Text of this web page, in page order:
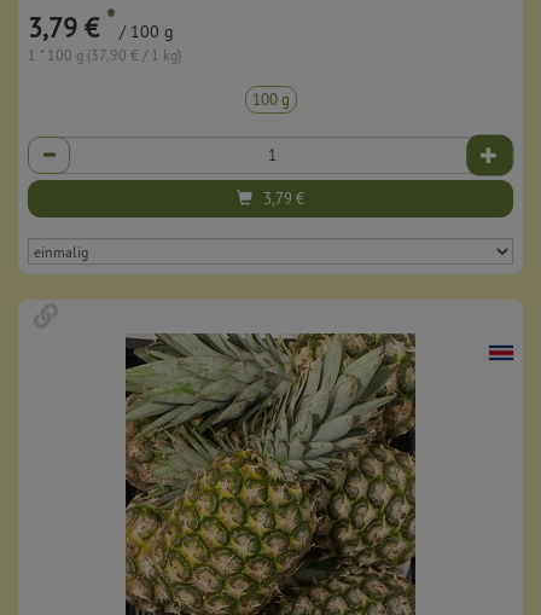
3,79 € * / 100 g
1 * 100 g (37,90 € / 1 kg)
100 g
Anzahl
3,79€